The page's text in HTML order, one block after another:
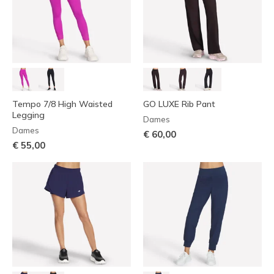
Tempo 7/8 High Waisted
Legging
Dames
€ 55,00
GO LUXE Rib Pant
Dames
€ 60,00